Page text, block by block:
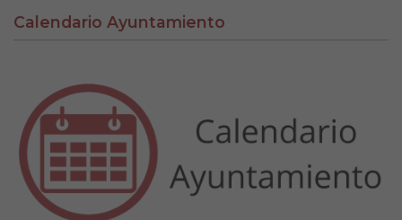
Calendario Ayuntamiento